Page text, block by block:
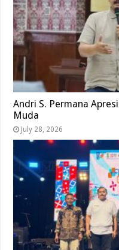
Andri S. Permana
Muda
July 28, 2026